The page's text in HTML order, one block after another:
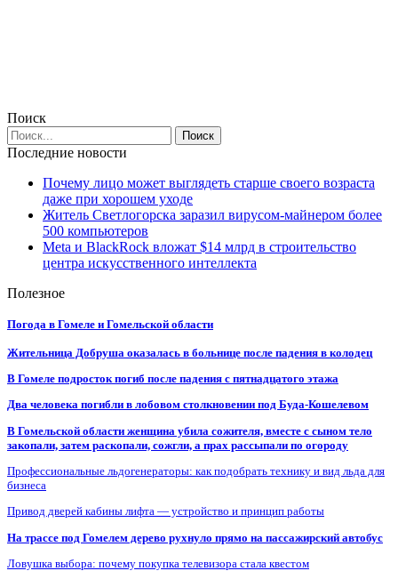
Поиск
Последние новости
Почему лицо может выглядеть старше своего возраста
даже при хорошем уходе
Житель Светлогорска заразил вирусом-майнером более
500 компьютеров
Meta и BlackRock вложат $14 млрд в строительство
центра искусственного интеллекта
Полезное
Погода в Гомеле и Гомельской области
Жительница Добруша оказалась в больнице после падения в колодец
В Гомеле подросток погиб после падения с пятнадцатого этажа
Два человека погибли в лобовом столкновении под Буда-Кошелевом
В Гомельской области женщина убила сожителя, вместе с сыном тело
закопали, затем раскопали, сожгли, а прах рассыпали по огороду
Профессиональные льдогенераторы: как подобрать технику и вид льда для
бизнеса
Привод дверей кабины лифта — устройство и принцип работы
На трассе под Гомелем дерево рухнуло прямо на пассажирский автобус
Ловушка выбора: почему покупка телевизора стала квестом